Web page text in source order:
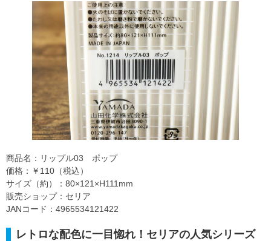
商品名：リップル03 ポップ
価格：￥110（税込）
サイズ（約）：80×121×H111mm
販売ショップ：セリア
JANコード：4965534121422
レトロな配色に一目惚れ！セリアの人気シリーズ